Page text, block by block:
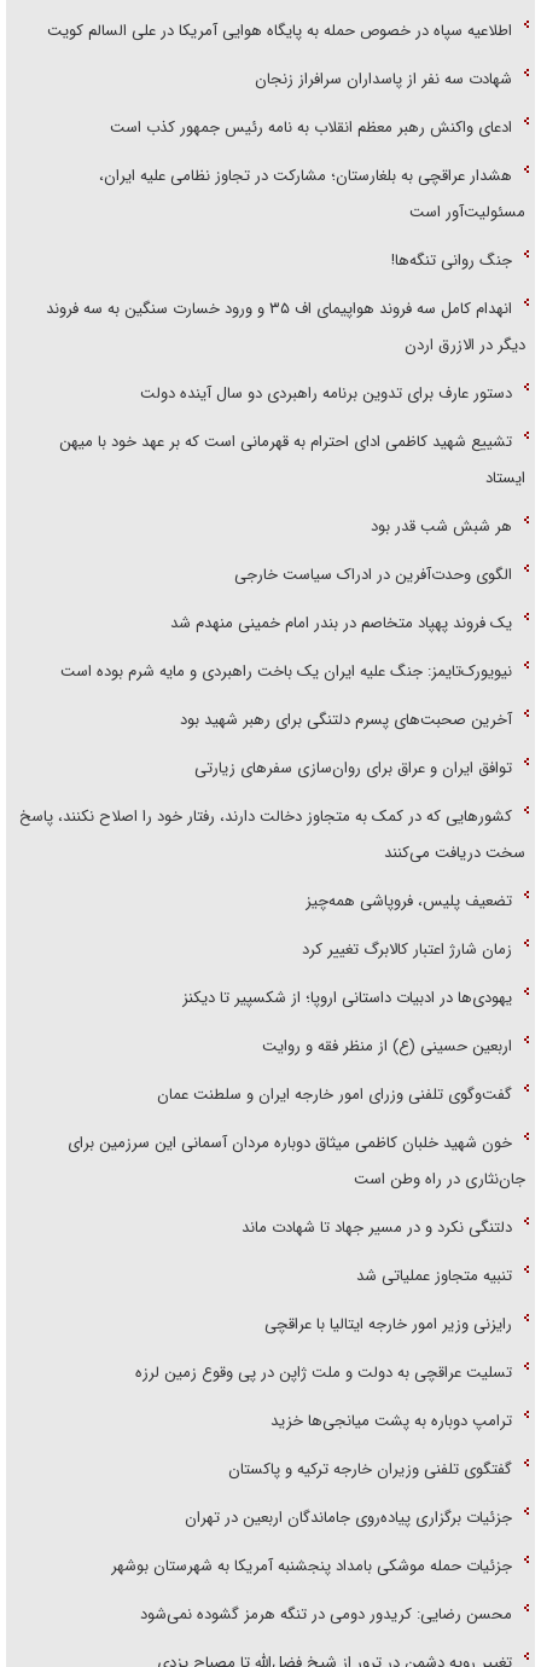
اطلاعیه سپاه در خصوص حمله به پایگاه هوایی آمریکا در علی السالم کویت
شهادت سه نفر از پاسداران سرافراز زنجان
ادعای واکنش رهبر معظم انقلاب به نامه رئیس جمهور کذب است
هشدار عراقچی به بلغارستان؛ مشارکت در تجاوز نظامی علیه ایران،
مسئولیت‌آور است
جنگ روانی تنگه‌ها!
انهدام کامل سه فروند هواپیمای اف ۳۵ و ورود خسارت سنگین به سه فروند
دیگر در الازرق اردن
دستور عارف برای تدوین برنامه راهبردی دو سال آینده دولت
تشییع شهید کاظمی ادای احترام به قهرمانی است که بر عهد خود با میهن
ایستاد
هر شبش شب قدر بود
الگوی وحدت‌آفرین در ادراک سیاست خارجی
یک فروند پهپاد متخاصم در بندر امام خمینی منهدم شد
نیویورک‌تایمز: جنگ علیه ایران یک باخت راهبردی و مایه شرم بوده است
آخرین صحبت‌های پسرم دلتنگی برای رهبر شهید بود
توافق ایران و عراق برای روان‌سازی سفر‌های زیارتی
کشور‌هایی که در کمک به متجاوز دخالت دارند، رفتار خود را اصلاح نکنند، پاسخ
سخت دریافت می‌کنند
تضعیف پلیس، فروپاشی همه‌چیز
زمان شارژ اعتبار کالابرگ تغییر کرد
یهودی‌ها در ادبیات داستانی اروپا؛ از شکسپیر تا دیکنز
اربعین حسینی (ع) از منظر فقه و روایت
گفت‌وگوی تلفنی وزرای امور خارجه ایران و سلطنت عمان
خون شهید خلبان کاظمی میثاق دوباره مردان آسمانی این سرزمین برای
جان‌نثاری در راه وطن است
دلتنگی نکرد و در مسیر جهاد تا شهادت ماند
تنبیه متجاوز عملیاتی شد
رایزنی وزیر امور خارجه ایتالیا با عراقچی
تسلیت عراقچی به دولت و ملت ژاپن در پی وقوع زمین لرزه
ترامپ دوباره به پشت میانجی‌ها خزید
گفتگوی تلفنی وزیران خارجه ترکیه و پاکستان
جزئیات برگزاری پیاده‌روی جاماندگان اربعین در تهران
جزئیات حمله موشکی بامداد پنجشنبه آمریکا به شهرستان بوشهر
محسن رضایی: کریدور دومی در تنگه هرمز گشوده نمی‌شود